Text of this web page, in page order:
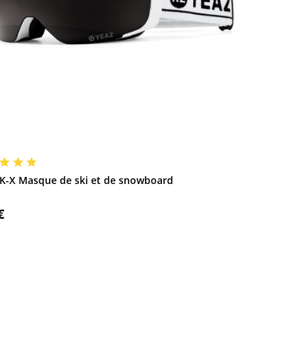
X Masque de ski et de snowboard